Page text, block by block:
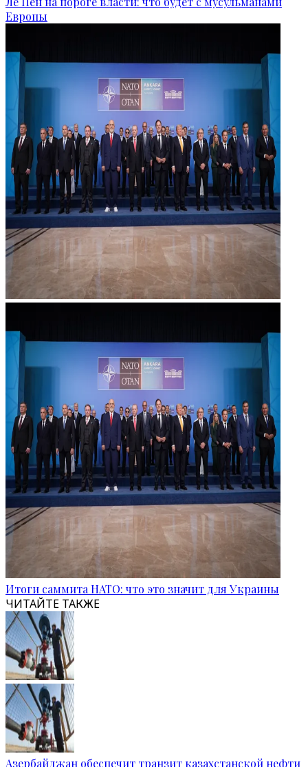
Европы
Итоги саммита НАТО: что это значит для Украины
ЧИТАЙТЕ ТАКЖЕ
Азербайджан обеспечит транзит казахстанской нефти